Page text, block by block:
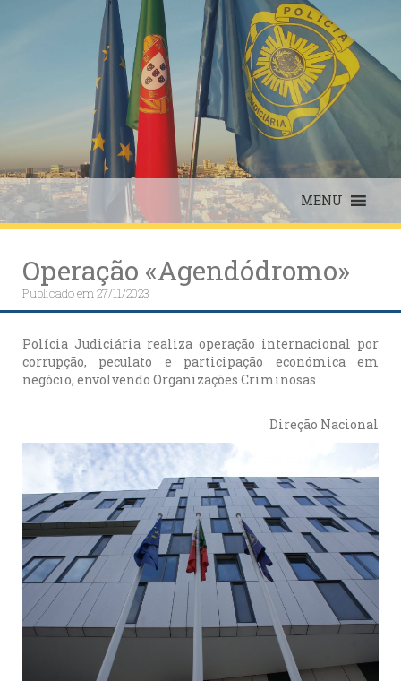
MENU
Operação «Agendódromo»
Publicado em27/11/2023
Polícia Judiciária realiza operação internacional por
corrupção, peculato e participação económica em
negócio, envolvendo Organizações Criminosas
Direção Nacional